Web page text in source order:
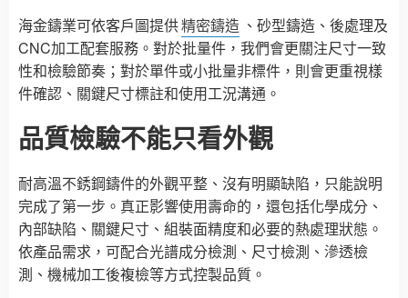
海金鑄業可依客戶圖提供精密鑄造 、砂型鑄造、後處理及
CNC加工配套服務。對於批量件，我們會更關注尺寸一致
性和檢驗節奏；對於單件或小批量非標件，則會更重視樣
件確認、關鍵尺寸標註和使用工況溝通。
品質檢驗不能只看外觀
耐高溫不銹鋼鑄件的外觀平整、沒有明顯缺陷，只能說明
完成了第一步。真正影響使用壽命的，還包括化學成分、
內部缺陷、關鍵尺寸、組裝面精度和必要的熱處理狀態。
依產品需求，可配合光譜成分檢測、尺寸檢測、滲透檢
測、機械加工後複檢等方式控製品質。